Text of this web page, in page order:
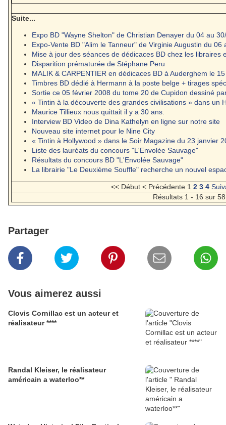
Suite...
Expo BD "Wayne Shelton" de Christian Denayer du 04 au
Expo-Vente BD "Alim le Tanneur" de Virginie Augustin du
Mise à jour des séances de dédicaces BD chez les libraires
Disparition prématurée de Stéphane Peru
MALIK & CARPENTIER en dédicaces BD à Auderghem le
Timbres BD dédié à Hermann à la poste belge + tirages
Sortie ce 05 février 2008 du tome 20 de Cupidon dessiné
« Tintin à la découverte des grandes civilisations » dans un
Maurice Tillieux nous quittait il y a 30 ans.
Interview BD Video de Dina Kathelyn en ligne sur notre site
Nouveau site internet pour le Nine City
« Tintin à Hollywood » dans le Soir Magazine du 23 janvier
Liste des lauréats du concours "L'Envolée Sauvage"
Résultats du concours BD "L'Envolée Sauvage"
La librairie "Le Deuxième Souffle" recherche un nouvel
<< Début < Précédente 1 2 3 4
Résultats 1 - 16 sur 58
Partager
Vous aimerez aussi
Clovis Cornillac est un acteur et
réalisateur ****
Randal Kleiser, le réalisateur
américain a waterloo**